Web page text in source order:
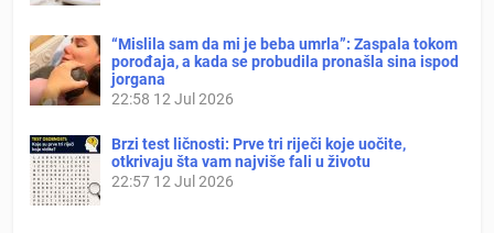
“Mislila sam da mi je beba umrla”: Zaspala tokom
porođaja, a kada se probudila pronašla sina ispod
jorgana
22:58 12 Jul 2026
Brzi test ličnosti: Prve tri riječi koje uočite,
otkrivaju šta vam najviše fali u životu
22:57 12 Jul 2026